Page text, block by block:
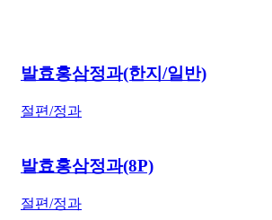
발효홍삼정과(한지/일반)
절편/정과
발효홍삼정과(8P)
절편/정과